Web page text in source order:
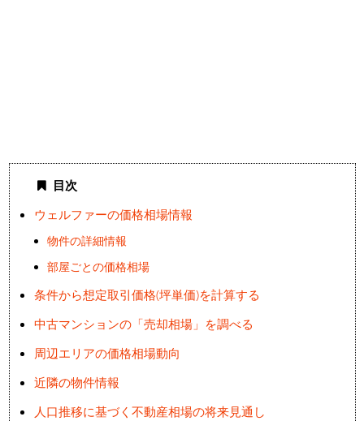
目次
ウェルファーの価格相場情報
物件の詳細情報
部屋ごとの価格相場
条件から想定取引価格(坪単価)を計算する
中古マンションの「売却相場」を調べる
周辺エリアの価格相場動向
近隣の物件情報
人口推移に基づく不動産相場の将来見通し